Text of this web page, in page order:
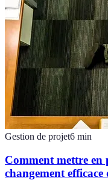
Gestion de projet6 min
Comment mettre en
changement